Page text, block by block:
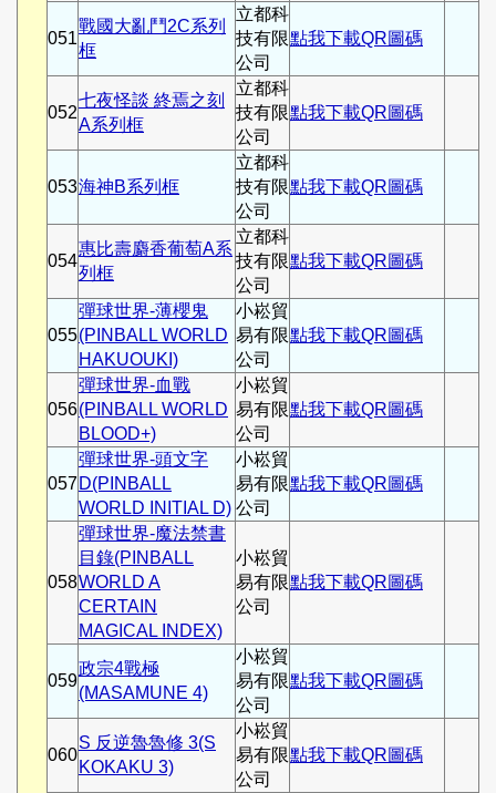
051
戰國大亂鬥2C系列
框
立都科
技有限
公司
點我下載QR圖碼
052
七夜怪談 終焉之刻
A系列框
立都科
技有限
公司
點我下載QR圖碼
053海神B系列框
立都科
技有限
公司
點我下載QR圖碼
054
惠比壽麝香葡萄A系
列框
立都科
技有限
公司
點我下載QR圖碼
055
彈球世界-薄櫻鬼
(PINBALL WORLD
HAKUOUKI)
小崧貿
易有限
公司
點我下載QR圖碼
056
彈球世界-血戰
(PINBALL WORLD
BLOOD+)
小崧貿
易有限
公司
點我下載QR圖碼
057
彈球世界-頭文字
D(PINBALL
WORLD INITIAL D)
小崧貿
易有限
公司
點我下載QR圖碼
058
彈球世界-魔法禁書
目錄(PINBALL
WORLD A
CERTAIN
MAGICAL INDEX)
小崧貿
易有限
公司
點我下載QR圖碼
059
政宗4戰極
(MASAMUNE 4)
小崧貿
易有限
公司
點我下載QR圖碼
060
S 反逆魯魯修 3(S
KOKAKU 3)
小崧貿
易有限
公司
點我下載QR圖碼